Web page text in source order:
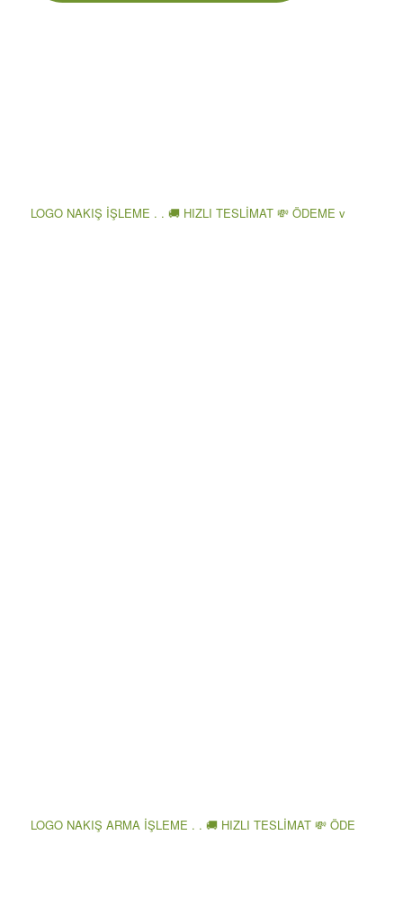
LOGO NAKIŞ İŞLEME . . 🚚 HIZLI TESLİMAT 💸 ÖDEME v
LOGO NAKIŞ ARMA İŞLEME . . 🚚 HIZLI TESLİMAT 💸 ÖDE